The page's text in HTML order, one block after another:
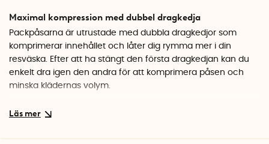
Maximal kompression med dubbel dragkedja
Packpåsarna är utrustade med dubbla dragkedjor som
komprimerar innehållet och låter dig rymma mer i din
resväska. Efter att ha stängt den första dragkedjan kan du
enkelt dra igen den andra för att komprimera påsen och
minska klädernas volym.
Andningsbart material med rutnät